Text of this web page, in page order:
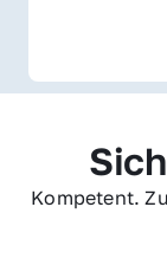
Kompetent.